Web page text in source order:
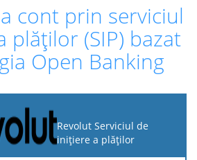
cont prin serviciul
plăților (SIP) bazat
Open Banking
Revolut Serviciul de
inițiere a plăților